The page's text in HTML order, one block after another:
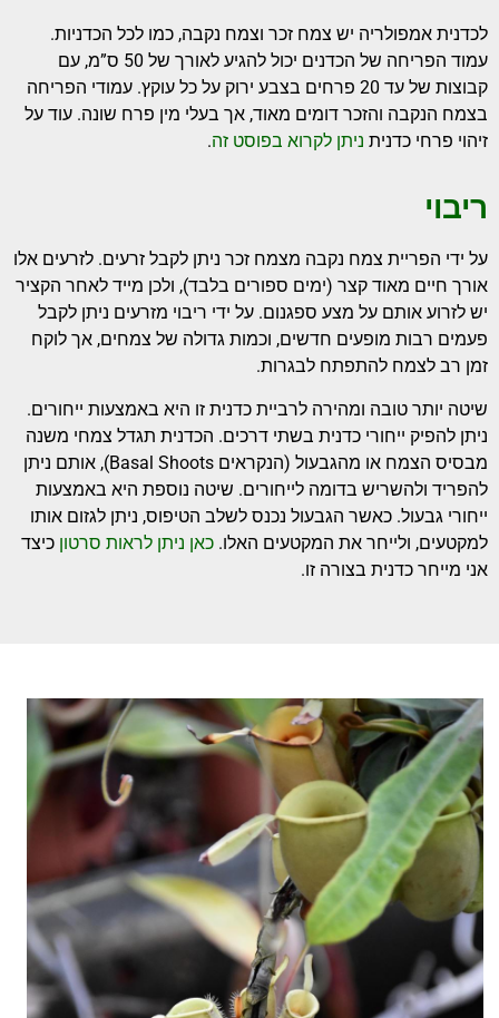
לכדנית אמפולריה יש צמח זכר וצמח נקבה, כמו לכל הכדניות.
עמוד הפריחה של הכדנים יכול להגיע לאורך של 50 ס”מ, עם
קבוצות של עד 20 פרחים בצבע ירוק על כל עוקץ. עמודי הפריחה
בצמח הנקבה והזכר דומים מאוד, אך בעלי מין פרח שונה. עוד על
זיהוי פרחי כדנית ניתן לקרוא בפוסט זה.
ריבוי
על ידי הפריית צמח נקבה מצמח זכר ניתן לקבל זרעים. לזרעים אלו
אורך חיים מאוד קצר (ימים ספורים בלבד), ולכן מייד לאחר הקציר
יש לזרוע אותם על מצע ספגנום. על ידי ריבוי מזרעים ניתן לקבל
פעמים רבות מופעים חדשים, וכמות גדולה של צמחים, אך לוקח
זמן רב לצמח להתפתח לבגרות.
שיטה יותר טובה ומהירה לרביית כדנית זו היא באמצעות ייחורים.
ניתן להפיק ייחורי כדנית בשתי דרכים. הכדנית תגדל צמחי משנה
מבסיס הצמח או מהגבעול (הנקראים Basal Shoots), אותם ניתן
להפריד ולהשריש בדומה לייחורים. שיטה נוספת היא באמצעות
ייחורי גבעול. כאשר הגבעול נכנס לשלב הטיפוס, ניתן לגזום אותו
למקטעים, ולייחר את המקטעים האלו. כאן ניתן לראות סרטון כיצד
אני מייחר כדנית בצורה זו.